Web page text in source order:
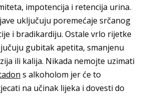
impotencija i retencija urina.
uključuju poremećaje srčanog
i bradikardiju. Ostale vrlo rijetke
gubitak apetita, smanjenu
ili kalija. Nikada nemojte uzimati
s alkoholom jer će to
na učinak lijeka i dovesti do